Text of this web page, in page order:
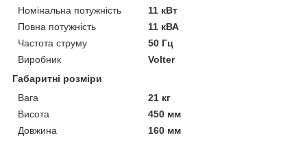
Номінальна потужність
11 кВт
Повна потужність
11 кВА
Частота струму
50 Гц
Виробник
Volter
Габаритні розміри
Вага
21 кг
Висота
450 мм
Довжина
160 мм